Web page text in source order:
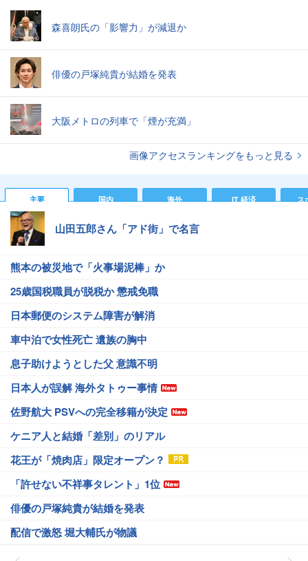
森喜朗氏の「影響力」が減退か
俳優の戸塚純貴が結婚を発表
大阪メトロの列車で「煙が充満」
画像アクセスランキングをもっと見る
主要 国内 海外 IT 経済 ス
山田五郎さん「アド街」で名言
熊本の被災地で「火事場泥棒」か
25歳国税職員が脱税か 懲戒免職
日本郵便のシステム障害が解消
車中泊で女性死亡 遺族の胸中
息子助けようとした父 意識不明
日本人が誤解 海外タトゥー事情
佐野航大 PSVへの完全移籍が決定
ケニア人と結婚「差別」のリアル
花王が「焼肉店」限定オープン？
「許せない不祥事タレント」1位
俳優の戸塚純貴が結婚を発表
配信で激怒 堀大輔氏が物議